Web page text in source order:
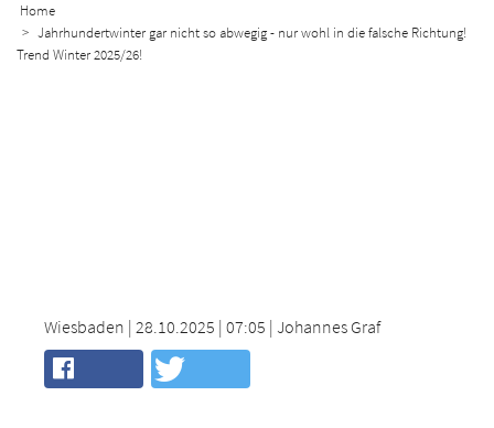
Home
Jahrhundertwinter gar nicht so abwegig - nur wohl in die falsche Richtung!
Trend Winter 2025/26!
Wiesbaden | 28.10.2025 | 07:05 | Johannes Graf